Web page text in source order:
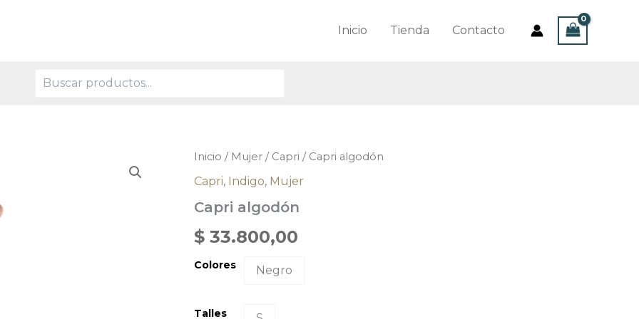
Inicio Tienda Contacto
Inicio / Mujer / Capri / Capri algodón
Capri, Indigo, Mujer
Capri algodón
$ 33.800,00
Colores Negro
Talles
Capri
cantidad